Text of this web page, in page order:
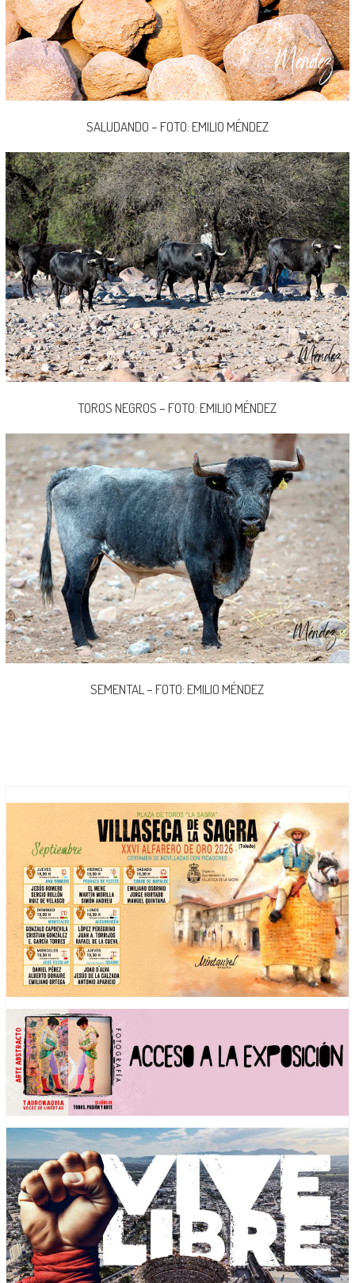
SALUDANDO – FOTO: EMILIO MÉNDEZ
TOROS NEGROS – FOTO: EMILIO MÉNDEZ
SEMENTAL – FOTO: EMILIO MÉNDEZ